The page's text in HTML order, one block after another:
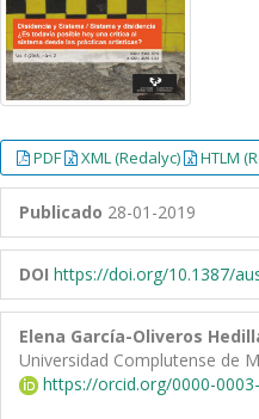
PDF XML (Redalyc) HTLM
Publicado 28-01-2019
DOI https://doi.org/10.1387/
Elena García-Oliveros
Universidad Complutense de
https://orcid.org/0000-